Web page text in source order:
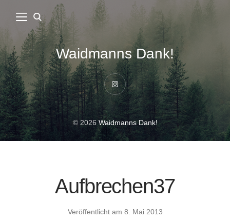
Waidmanns Dank!
Instagram
© 2026Waidmanns Dank!
Aufbrechen37
Veröffentlicht am 8. Mai 2013